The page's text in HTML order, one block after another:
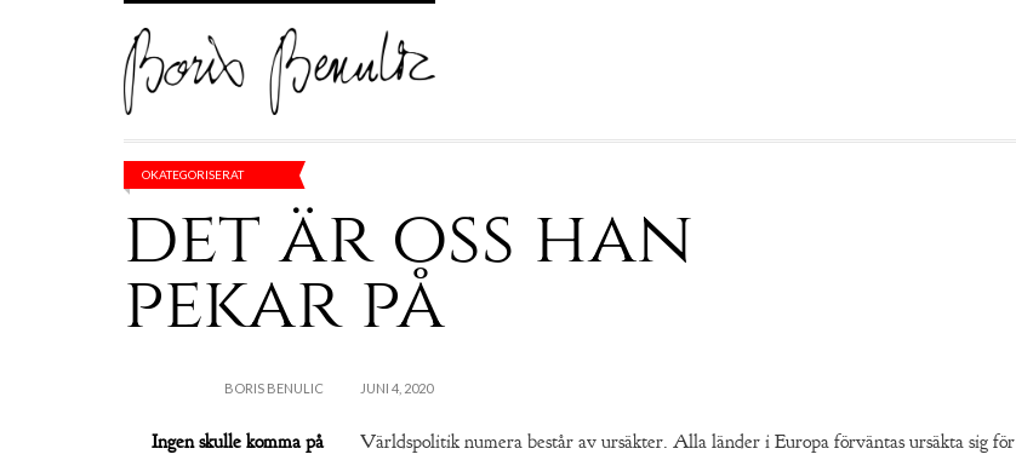
OKATEGORISERAT
det är oss han
pekar på
BORIS BENULIC
Ingen skulle komma på
JUNI 4, 2020
Världspolitik numera består av ursäkter. Alla länder i Europa förväntas ursäkta sig för